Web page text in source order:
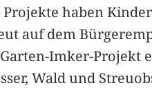
Projekte haben
auf dem
Imker-Projekt
Wald und